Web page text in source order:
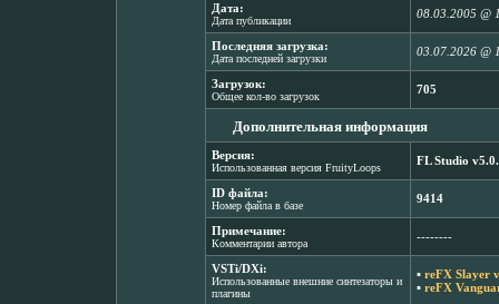
Дата:
Дата публикации
08.03.2005 @
Последняя загрузка:
Дата последней загрузки
03.07.2026 @
Загрузок:
Общее кол-во загрузок
705
Дополнительная информация
Версия:
Использованная версия FruityLoops
FL Studio
ID файла:
Номер файла в базе
9414
Примечание:
Комментарии автора
--------
VSTi/DXi:
Использованные внешние синтезаторы и
плагины
▪ reFX Slayer
▪ reFX